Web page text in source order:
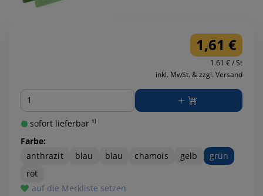
1,61 €
1.61 € / St
inkl. MwSt. & zzgl. Versand
Menge
sofort lieferbar ¹⁾
Farbe:
anthrazit
blau blau chamois gelb
grün
rot
auf die Merkliste setzen